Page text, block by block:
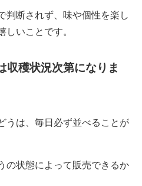
判断されず、味や個性を楽し
しいことです。
収穫状況次第になりま
うは、毎日必ず並べることが
の状態によって販売できるか